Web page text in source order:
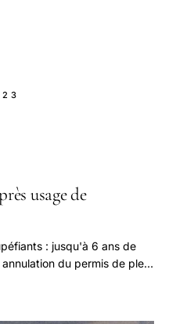
usage de
: jusqu'à 6 ans de
du permis de plein